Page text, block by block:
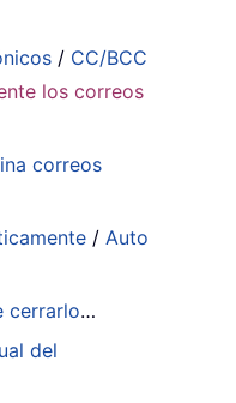
/ CC/BCC
los correos
correos
/Auto
cerrarlo…
del